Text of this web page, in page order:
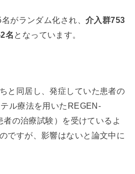
がランダム化され、 介入群753
名 となっています。
と同居し、発症していた患者の
ル療法を用いたREGEN-
の治療試験）を受けているよ
ですが、影響はないと論文中に